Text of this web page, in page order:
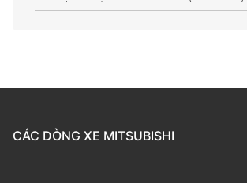
CÁC DÒNG XE MITSUBISHI